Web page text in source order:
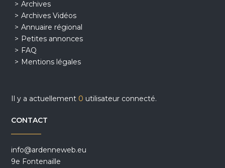
Archives
Archives Vidéos
Annuaire régional
Petites annonces
FAQ
Mentions légales
Il y a actuellement 0 utilisateur connecté.
CONTACT
info@ardenneweb.eu
9e Fontenaille